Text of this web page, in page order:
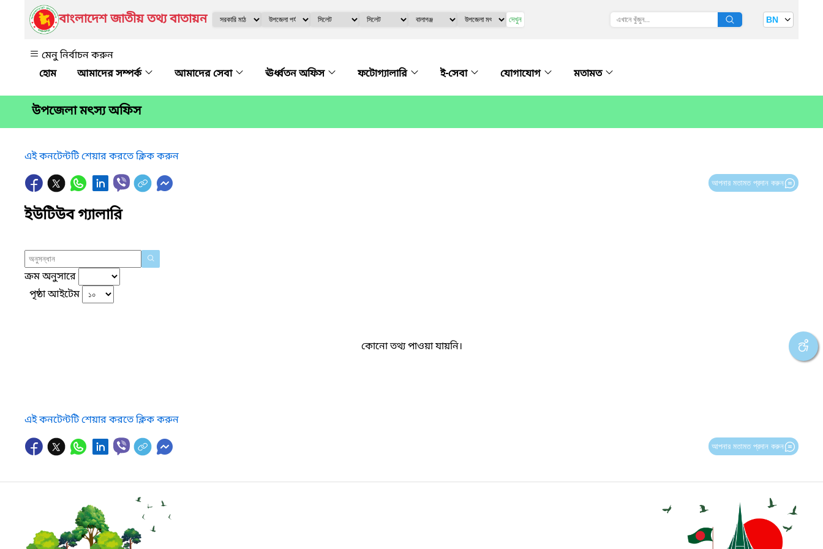
বাংলাদেশ জাতীয় তথ্য বাতায়ন দেখুন BN
মেনু নির্বাচন করুন
আমাদের সম্পর্ক
আমাদের সেবা ঊর্ধ্বতন অফিস ফটোগ্যালারি ই-সেবা যোগাযোগ মতামত
উপজেলা মৎস্য অফিস
এই কনটেন্টটি শেয়ার করতে ক্লিক করুন
আপনার মতামত প্রদান করুন
ইউটিউব গ্যালারি
ক্রম অনুসারে
পৃষ্ঠা আইটেম
কোনো তথ্য পাওয়া যায়নি।
এই কনটেন্টটি শেয়ার করতে ক্লিক করুন
আপনার মতামত প্রদান করুন